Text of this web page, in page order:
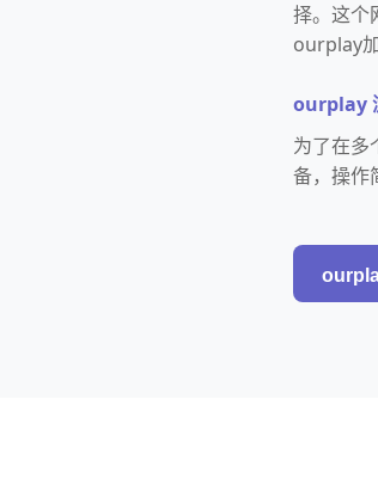
择。这个
ourplay
ourplay
为了在多
备，操作